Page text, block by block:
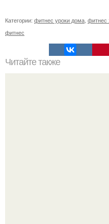
Категории: фитнес уроки дома фитнес
фитнес
Читайте также